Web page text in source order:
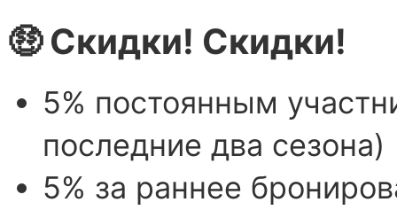
🤑 Скидки! Скидки!
5% постоянным
последние два сезона)
5% за раннее